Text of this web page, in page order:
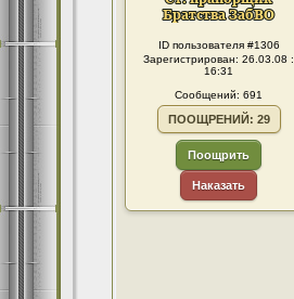
ID пользователя #1306
Зарегистрирован: 26.03.08 :
16:31
Сообщений: 691
ПООЩРЕНИЙ: 29
Поощрить
Наказать